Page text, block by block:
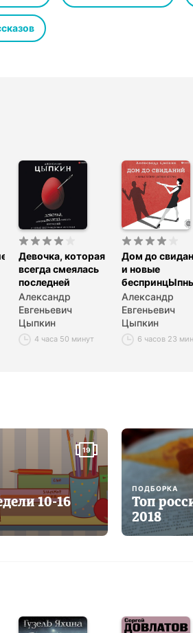
Девочка, которая
всегда смеялась
последней
Александр
Евгеньевич
Цыпкин
4 часа 50 минут
Дом до
и новые
истории
Александр
Евгеньевич
Цыпкин
6 часов 23
19
10-16
ПОДБОРКА
Топ
2018